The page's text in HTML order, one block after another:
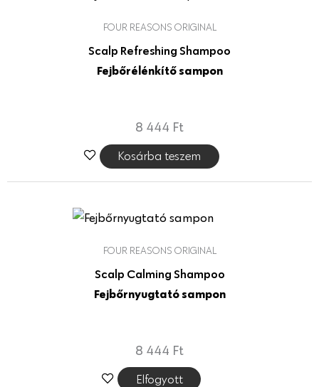
FOUR REASONS ORIGINAL
Scalp Refreshing Shampoo
Fejbőrélénkítő sampon
8 444 Ft
Kosárba teszem
FOUR REASONS ORIGINAL
Scalp Calming Shampoo
Fejbőrnyugtató sampon
8 444 Ft
Elfogyott